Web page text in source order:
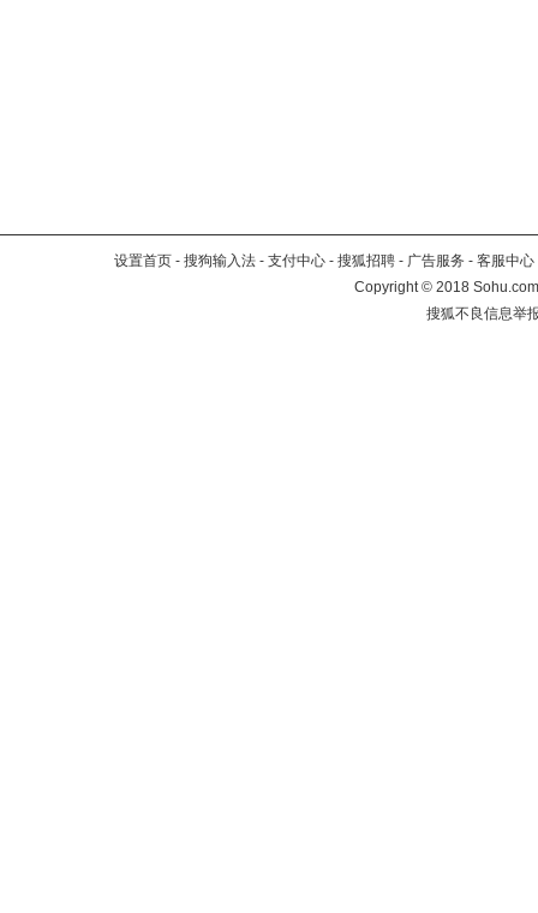
设置首页 - 搜狗输入法 - 支付中心 - 搜狐招聘 - 广告服务 - 客服中心
Copyright©2018
搜狐不良信息举